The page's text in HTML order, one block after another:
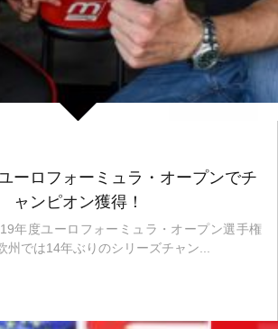
ーロフォーミュラ・オープンでチ
ャンピオン獲得！
年度ユーロフォーミュラ・オープン選手権
州では14年ぶりのシリーズチャン...